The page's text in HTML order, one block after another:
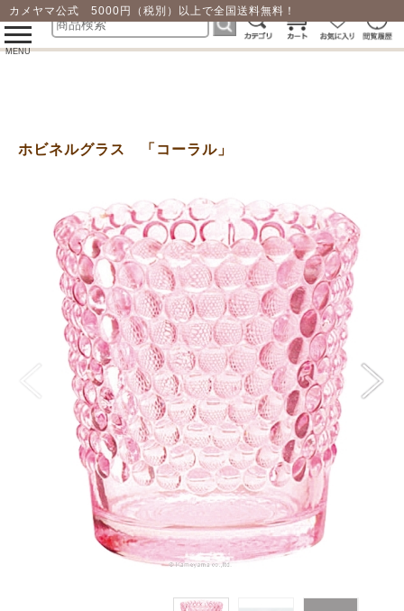
カメヤマ公式 5000円（税別）以上で全国送料無料！
toggle
navigation
MENU
ホビネルグラス 「コーラル」